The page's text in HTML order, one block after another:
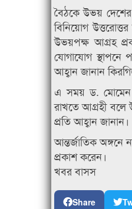
বৈঠকে উভয় দেশের
বিনিয়োগ
উভয়পক্ষ আগ্রহ
যোগাযোগ স্থাপনে
আহ্বান জানান কিরগিজ
এ সময় ড. মোমেন
রাখতে আগ্রহী বলে
প্রতি আহ্বান জানান।
আন্তর্জাতিক অঙ্গনে
প্রকাশ করেন।
খবর বাসস
Share